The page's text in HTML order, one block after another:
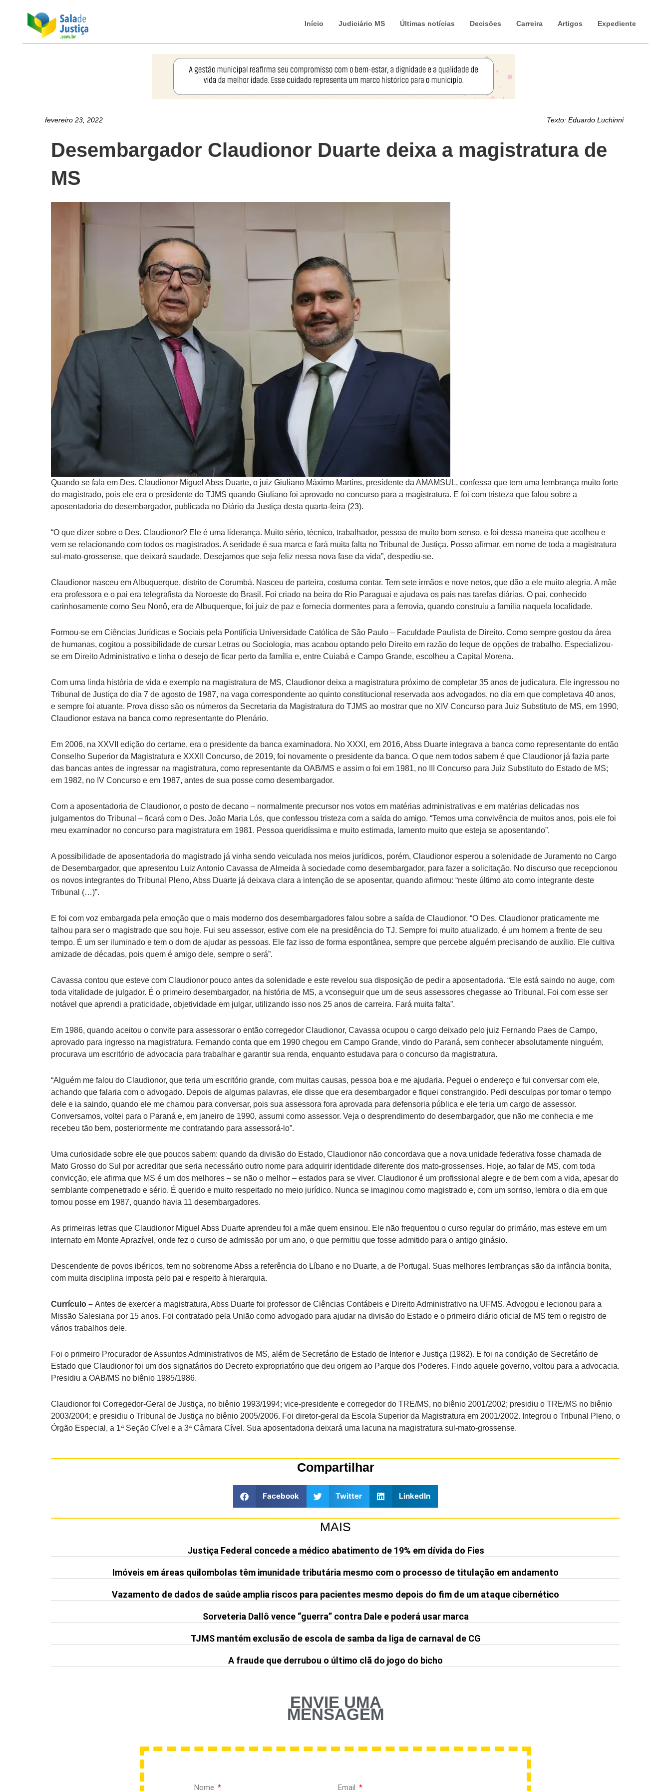
Início Judiciário MS Últimas notícias Decisões Carreira Artigos Expediente
fevereiro 23, 2022 Texto: Eduardo Luchinni
Desembargador Claudionor Duarte deixa a magistratura de
MS
Quando se fala em Des. Claudionor Miguel Abss Duarte, o juiz Giuliano Máximo Martins, presidente da AMAMSUL, confessa que tem uma lembrança muito forte
do magistrado, pois ele era o presidente do TJMS quando Giuliano foi aprovado no concurso para a magistratura. E foi com tristeza que falou sobre a
aposentadoria do desembargador, publicada no Diário da Justiça desta quarta-feira (23).
“O que dizer sobre o Des. Claudionor? Ele é uma liderança. Muito sério, técnico, trabalhador, pessoa de muito bom senso, e foi dessa maneira que acolheu e
vem se relacionando com todos os magistrados. A seridade é sua marca e fará muita falta no Tribunal de Justiça. Posso afirmar, em nome de toda a magistratura
sul-mato-grossense, que deixará saudade, Desejamos que seja feliz nessa nova fase da vida”, despediu-se.
Claudionor nasceu em Albuquerque, distrito de Corumbá. Nasceu de parteira, costuma contar. Tem sete irmãos e nove netos, que dão a ele muito alegria. A mãe
era professora e o pai era telegrafista da Noroeste do Brasil. Foi criado na beira do Rio Paraguai e ajudava os pais nas tarefas diárias. O pai, conhecido
carinhosamente como Seu Nonô, era de Albuquerque, foi juiz de paz e fornecia dormentes para a ferrovia, quando construiu a família naquela localidade.
Formou-se em Ciências Jurídicas e Sociais pela Pontifícia Universidade Católica de São Paulo – Faculdade Paulista de Direito. Como sempre gostou da área
de humanas, cogitou a possibilidade de cursar Letras ou Sociologia, mas acabou optando pelo Direito em razão do leque de opções de trabalho. Especializou-
se em Direito Administrativo e tinha o desejo de ficar perto da família e, entre Cuiabá e Campo Grande, escolheu a Capital Morena.
Com uma linda história de vida e exemplo na magistratura de MS, Claudionor deixa a magistratura próximo de completar 35 anos de judicatura. Ele ingressou no
Tribunal de Justiça do dia 7 de agosto de 1987, na vaga correspondente ao quinto constitucional reservada aos advogados, no dia em que completava 40 anos,
e sempre foi atuante. Prova disso são os números da Secretaria da Magistratura do TJMS ao mostrar que no XIV Concurso para Juiz Substituto de MS, em 1990,
Claudionor estava na banca como representante do Plenário.
Em 2006, na XXVII edição do certame, era o presidente da banca examinadora. No XXXI, em 2016, Abss Duarte integrava a banca como representante do então
Conselho Superior da Magistratura e XXXII Concurso, de 2019, foi novamente o presidente da banca. O que nem todos sabem é que Claudionor já fazia parte
das bancas antes de ingressar na magistratura, como representante da OAB/MS e assim o foi em 1981, no III Concurso para Juiz Substituto do Estado de MS;
em 1982, no IV Concurso e em 1987, antes de sua posse como desembargador.
Com a aposentadoria de Claudionor, o posto de decano – normalmente precursor nos votos em matérias administrativas e em matérias delicadas nos
julgamentos do Tribunal – ficará com o Des. João Maria Lós, que confessou tristeza com a saída do amigo. “Temos uma convivência de muitos anos, pois ele foi
meu examinador no concurso para magistratura em 1981. Pessoa queridíssima e muito estimada, lamento muito que esteja se aposentando”.
A possibilidade de aposentadoria do magistrado já vinha sendo veiculada nos meios jurídicos, porém, Claudionor esperou a solenidade de Juramento no Cargo
de Desembargador, que apresentou Luiz Antonio Cavassa de Almeida à sociedade como desembargador, para fazer a solicitação. No discurso que recepcionou
os novos integrantes do Tribunal Pleno, Abss Duarte já deixava clara a intenção de se aposentar, quando afirmou: “neste último ato como integrante deste
Tribunal (…)”.
E foi com voz embargada pela emoção que o mais moderno dos desembargadores falou sobre a saída de Claudionor. “O Des. Claudionor praticamente me
talhou para ser o magistrado que sou hoje. Fui seu assessor, estive com ele na presidência do TJ. Sempre foi muito atualizado, é um homem a frente de seu
tempo. É um ser iluminado e tem o dom de ajudar as pessoas. Ele faz isso de forma espontânea, sempre que percebe alguém precisando de auxílio. Ele cultiva
amizade de décadas, pois quem é amigo dele, sempre o será”.
Cavassa contou que esteve com Claudionor pouco antes da solenidade e este revelou sua disposição de pedir a aposentadoria. “Ele está saindo no auge, com
toda vitalidade de julgador. É o primeiro desembargador, na história de MS, a vconseguir que um de seus assessores chegasse ao Tribunal. Foi com esse ser
notável que aprendi a praticidade, objetividade em julgar, utilizando isso nos 25 anos de carreira. Fará muita falta”.
Em 1986, quando aceitou o convite para assessorar o então corregedor Claudionor, Cavassa ocupou o cargo deixado pelo juiz Fernando Paes de Campo,
aprovado para ingresso na magistratura. Fernando conta que em 1990 chegou em Campo Grande, vindo do Paraná, sem conhecer absolutamente ninguém,
procurava um escritório de advocacia para trabalhar e garantir sua renda, enquanto estudava para o concurso da magistratura.
“Alguém me falou do Claudionor, que teria um escritório grande, com muitas causas, pessoa boa e me ajudaria. Peguei o endereço e fui conversar com ele,
achando que falaria com o advogado. Depois de algumas palavras, ele disse que era desembargador e fiquei constrangido. Pedi desculpas por tomar o tempo
dele e ia saindo, quando ele me chamou para conversar, pois sua assessora fora aprovada para defensoria pública e ele teria um cargo de assessor.
Conversamos, voltei para o Paraná e, em janeiro de 1990, assumi como assessor. Veja o desprendimento do desembargador, que não me conhecia e me
recebeu tão bem, posteriormente me contratando para assessorá-lo”.
Uma curiosidade sobre ele que poucos sabem: quando da divisão do Estado, Claudionor não concordava que a nova unidade federativa fosse chamada de
Mato Grosso do Sul por acreditar que seria necessário outro nome para adquirir identidade diferente dos mato-grossenses. Hoje, ao falar de MS, com toda
convicção, ele afirma que MS é um dos melhores – se não o melhor – estados para se viver. Claudionor é um profissional alegre e de bem com a vida, apesar do
semblante compenetrado e sério. É querido e muito respeitado no meio jurídico. Nunca se imaginou como magistrado e, com um sorriso, lembra o dia em que
tomou posse em 1987, quando havia 11 desembargadores.
As primeiras letras que Claudionor Miguel Abss Duarte aprendeu foi a mãe quem ensinou. Ele não frequentou o curso regular do primário, mas esteve em um
internato em Monte Aprazível, onde fez o curso de admissão por um ano, o que permitiu que fosse admitido para o antigo ginásio.
Descendente de povos ibéricos, tem no sobrenome Abss a referência do Líbano e no Duarte, a de Portugal. Suas melhores lembranças são da infância bonita,
com muita disciplina imposta pelo pai e respeito à hierarquia.
Currículo – Antes de exercer a magistratura, Abss Duarte foi professor de Ciências Contábeis e Direito Administrativo na UFMS. Advogou e lecionou para a
Missão Salesiana por 15 anos. Foi contratado pela União como advogado para ajudar na divisão do Estado e o primeiro diário oficial de MS tem o registro de
vários trabalhos dele.
Foi o primeiro Procurador de Assuntos Administrativos de MS, além de Secretário de Estado de Interior e Justiça (1982). E foi na condição de Secretário de
Estado que Claudionor foi um dos signatários do Decreto expropriatório que deu origem ao Parque dos Poderes. Findo aquele governo, voltou para a advocacia.
Presidiu a OAB/MS no biênio 1985/1986.
Claudionor foi Corregedor-Geral de Justiça, no biênio 1993/1994; vice-presidente e corregedor do TRE/MS, no biênio 2001/2002; presidiu o TRE/MS no biênio
2003/2004; e presidiu o Tribunal de Justiça no biênio 2005/2006. Foi diretor-geral da Escola Superior da Magistratura em 2001/2002. Integrou o Tribunal Pleno, o
Órgão Especial, a 1ª Seção Cível e a 3ª Câmara Cível. Sua aposentadoria deixará uma lacuna na magistratura sul-mato-grossense.
Compartilhar
Facebook Twitter LinkedIn
MAIS
Justiça Federal concede a médico abatimento de 19% em dívida do Fies
Imóveis em áreas quilombolas têm imunidade tributária mesmo com o processo de titulação em andamento
Vazamento de dados de saúde amplia riscos para pacientes mesmo depois do fim de um ataque cibernético
Sorveteria Dallô vence “guerra” contra Dale e poderá usar marca
TJMS mantém exclusão de escola de samba da liga de carnaval de CG
A fraude que derrubou o último clã do jogo do bicho
ENVIE UMA
MENSAGEM
Nome Email